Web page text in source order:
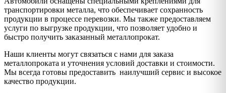
транспортировки металла, что обеспечивает сохранность
продукции в процессе перевозки. Мы также предоставляем
услуги по выгрузке продукции, что позволяет удобно и
быстро получить заказанный металлопрокат.
Наши клиенты могут связаться с нами для заказа
металлопроката и уточнения условий доставки и стоимости.
Мы всегда готовы предоставить наилучший сервис и высокое
качество продукции.